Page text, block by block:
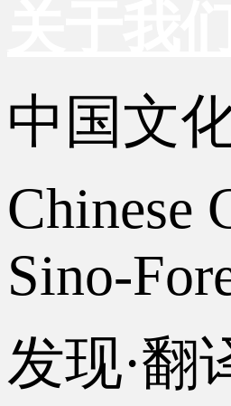
中国文
Chinese
Sino-
发现·翻